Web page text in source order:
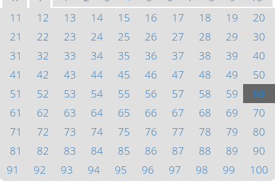
11
12 13 14 15 16 17 18 19
20
21
22 23 24 25 26 27 28 29
30
31
32 33 34 35 36 37 38 39
40
41
42 43 44 45 46 47 48 49
50
51
52 53 54 55 56 57 58 59
60
61
62 63 64 65 66 67 68 69
70
71
72 73 74 75 76 77 78 79
80
81
82 83 84 85 86 87 88 89
90
91
92 93 94 95 96 97 98 99
100